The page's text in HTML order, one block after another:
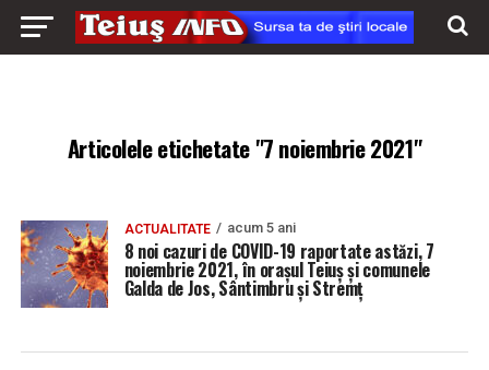
Articolele etichetate "7 noiembrie 2021"
ACTUALITATE acum 5 ani
8 noi cazuri de COVID-19 raportate astăzi, 7
noiembrie 2021, în orașul Teiuș și comunele
Galda de Jos, Sântimbru și Stremț